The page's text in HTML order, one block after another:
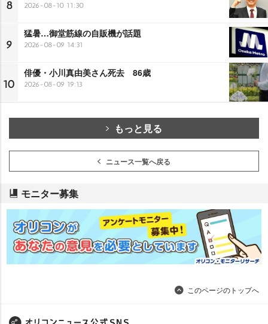
8 2026-08-10 11:30
9
猛暑…御堂筋線の自販機が話題
2026-08-09 14:31
10
俳優・小川真由美さん死去 86歳
2026-08-09 19:13
もっと見る
ニュース一覧へ戻る
モニター募集
このページのトップへ